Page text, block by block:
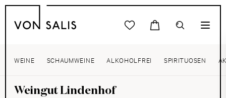
WEINE SCHAUMWEINE ALKOHOLFREI SPIRITUOSEN
Weingut Lindenhof